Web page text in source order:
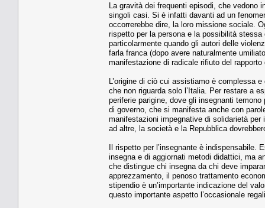
La gravità dei frequenti episodi, che vedono
singoli casi. Si è infatti davanti ad un
occorrerebbe dire, la loro missione sociale.
rispetto per la persona e la possibilità
particolarmente quando gli autori delle
farla franca (dopo avere naturalmente
manifestazione di radicale rifiuto del
L’origine di ciò cui assistiamo è complessa
che non riguarda solo l’Italia. Per restare a
periferie parigine, dove gli insegnanti
di governo, che si manifesta anche con
manifestazioni impegnative di solidarietà
ad altre, la società e la Repubblica
Il rispetto per l’insegnante è indispensabile.
insegna e di aggiornati metodi didattici, ma
che distingue chi insegna da chi deve
apprezzamento, il penoso trattamento
stipendio è un’importante indicazione del
questo importante aspetto l’occasionale